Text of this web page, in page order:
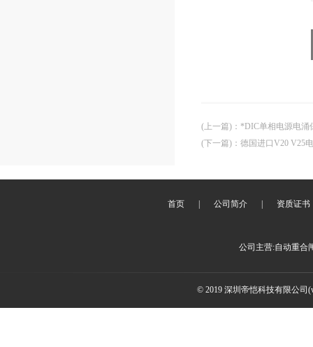
(上一篇) ： *DIC单相电源电涌
(下一篇) ： 德国进口V20 V25
首页 公司简介 资质证书
公司主营:自动重合
© 2019 深圳帝恺科技有限公司